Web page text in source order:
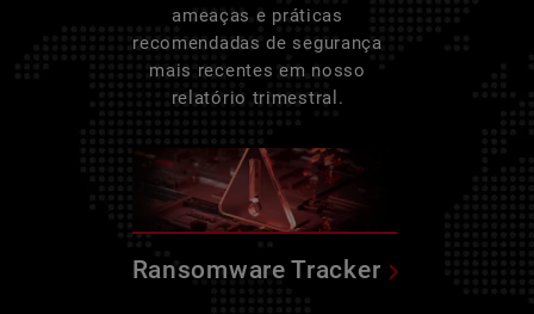
ameaças e práticas
recomendadas de segurança
mais recentes em nosso
relatório trimestral.
Ransomware Tracker